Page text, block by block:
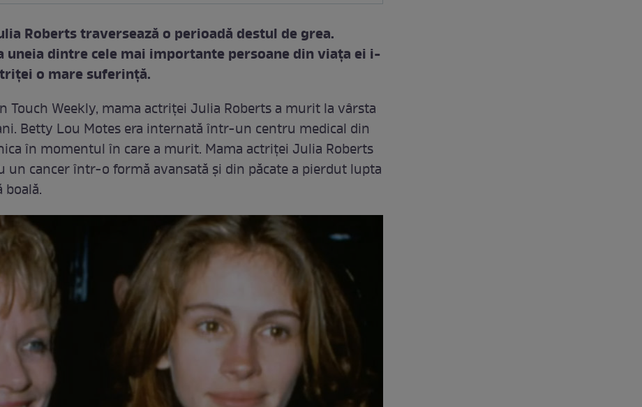
Roberts traversează o perioadă destul de grea.
uneia dintre cele mai importante persoane din viaţa ei i-
o mare suferinţă.
Touch Weekly, mama actriţei Julia Roberts a murit la vârsta
Betty Lou Motes era internată într-un centru medical din
în momentul în care a murit. Mama actriţei Julia Roberts
un cancer într-o formă avansată şi din păcate a pierdut lupta
boală.